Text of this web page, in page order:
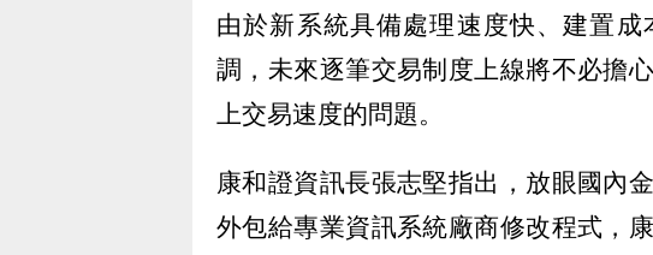
由於新系統具備處理速度快、建置
調，未來逐筆交易制度上線將不必擔
上交易速度的問題。
康和證資訊長張志堅指出，放眼國內
外包給專業資訊系統廠商修改程式，